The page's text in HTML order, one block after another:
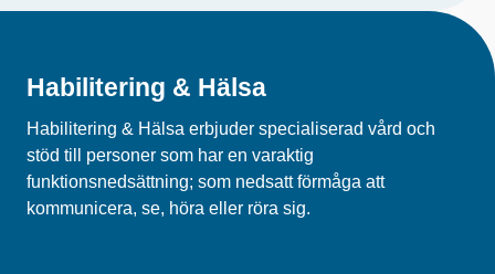
Habilitering & Hälsa
Habilitering & Hälsa erbjuder specialiserad vård och
stöd till personer som har en varaktig
funktionsnedsättning; som nedsatt förmåga att
kommunicera, se, höra eller röra sig.